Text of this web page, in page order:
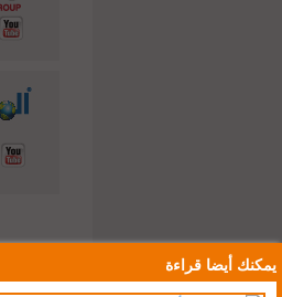
يمكنك أيضا قراءة